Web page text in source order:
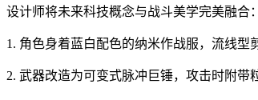
设计师将未来科技概念与战斗美学完美融合：
1. 角色身着蓝白配色的纳米作战服，流线型
2. 武器改造为可变式脉冲巨锤，攻击时附带